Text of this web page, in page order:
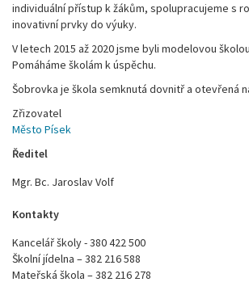
individuální přístup k žákům, spolupracujeme s
inovativní prvky do výuky.
V letech 2015 až 2020 jsme byli modelovou
Pomáháme školám k úspěchu.
Šobrovka je škola semknutá dovnitř a otevřená
Zřizovatel
Město Písek
Ředitel
Mgr. Bc. Jaroslav Volf
Kontakty
Kancelář školy - 380 422 500
Školní jídelna – 382 216 588
Mateřská škola – 382 216 278